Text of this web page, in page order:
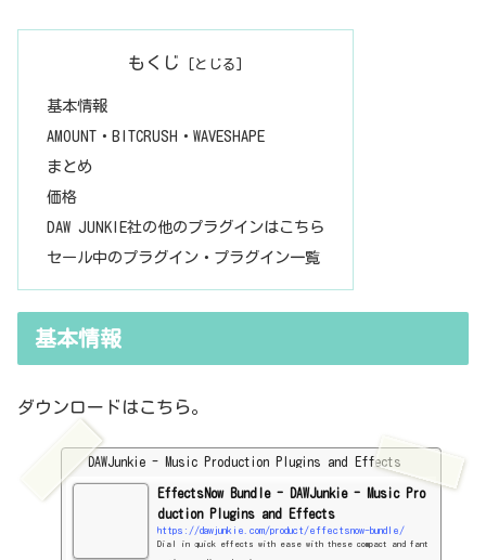
もくじ
基本情報
AMOUNT・BITCRUSH・WAVESHAPE
まとめ
価格
DAW JUNKIE社の他のプラグインはこちら
セール中のプラグイン・プラグイン一覧
基本情報
ダウンロードはこちら。
DAWJunkie - Music Production Plugins and Effects
EffectsNow Bundle - DAWJunkie - Music Pro
duction Plugins and Effects
https://dawjunkie.com/product/effectsnow-bundle/
Dial in quick effects with ease with these compact and fant